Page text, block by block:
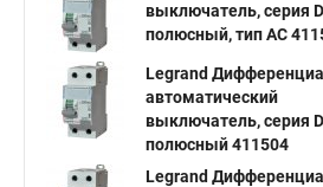
выключатель, серия
полюсный, тип АС
Legrand
автоматический
выключатель, серия
полюсный 411504
Legrand